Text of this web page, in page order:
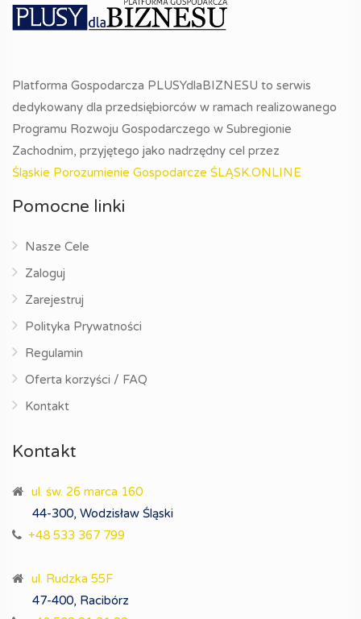
Platforma Gospodarcza PLUSYdlaBIZNESU to serwis
dedykowany dla przedsiębiorców w ramach realizowanego
Programu Rozwoju Gospodarczego w Subregionie
Zachodnim, przyjętego jako nadrzędny cel przez
Śląskie Porozumienie Gospodarcze ŚLĄSK.ONLINE
Pomocne linki
Nasze Cele
Zaloguj
Zarejestruj
Polityka Prywatności
Regulamin
Oferta korzyści / FAQ
Kontakt
Kontakt
ul. św. 26 marca 160
44-300, Wodzisław Śląski
+48 533 367 799
ul. Rudzka 55F
47-400, Racibórz